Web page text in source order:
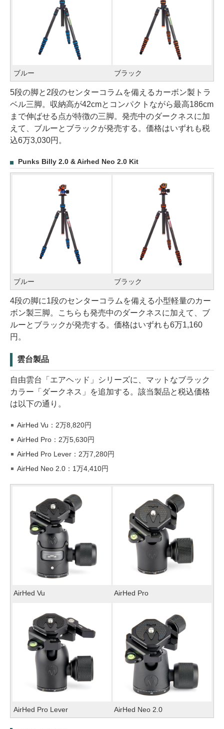
ブルー ブラック
5段の脚と2段のセンターコラムを備えるカーボン製トラ
ベル三脚。収納高が42cmとコンパクトながら最高186cm
まで伸ばせる点が特徴の三脚。発売中のダークネスに加
えて、ブルーとブラックが発売する。価格はいずれも税
込6万3,030円。
Punks Billy 2.0 & Airhed Neo 2.0 Kit
ブルー ブラック
4段の脚に1段のセンターコラムを備える小型軽量のカー
ボン製三脚。こちらも発売中のダークネスに加えて、ブ
ルーとブラックが発売する。価格はいずれも6万1,160
円。
雲台製品
自由雲台「エアヘッド」シリーズに、マットなブラック
カラー「ダークネス」を追加する。該当製品と税込価格
は以下の通り。
AirHed Vu：2万8,820円
AirHed Pro：2万5,630円
AirHed Pro Lever：2万7,280円
AirHed Neo 2.0：1万4,410円
AirHed Vu AirHed Pro
AirHed Pro Lever AirHed Neo 2.0